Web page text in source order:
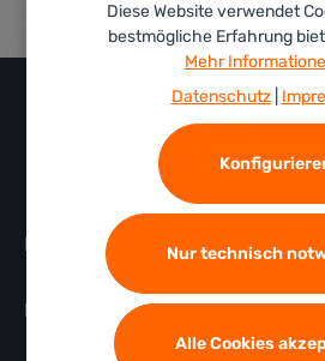
Informationen
Profidurium Custom GmbH
Diese Website verwendet
bestmögliche Erfahrung
Mehr
Datenschutz|
Nur technisch
Alle Cookies